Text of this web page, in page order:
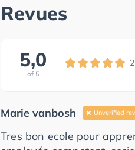
Revues
5,0
of 5
2
Marie vanbosh Unverified
Tres bon ecole pour